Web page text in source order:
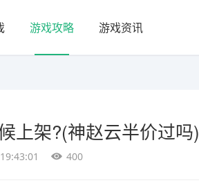
游戏攻略 游戏资讯
上架?(神赵云半价过吗)
400